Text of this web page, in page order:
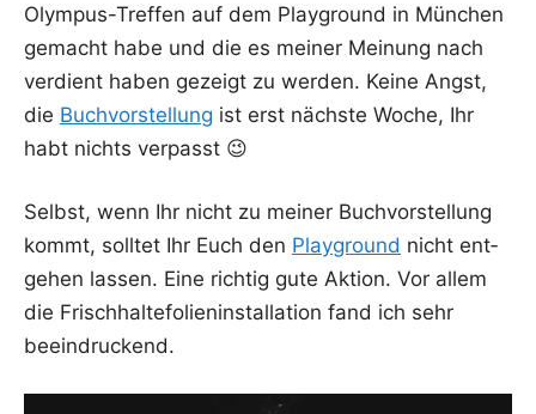
Olym­pus-Tref­fen auf dem Play­ground in Mün­chen
gemacht habe und die es mei­ner Mei­nung nach
ver­dient haben gezeigt zu wer­den. Kei­ne Angst,
die Buch­vor­stel­lung ist erst nächs­te Woche, Ihr
habt nichts verpasst 😉
Selbst, wenn Ihr nicht zu mei­ner Buch­vor­stel­lung
kommt, soll­tet Ihr Euch den Play­ground nicht ent­
ge­hen las­sen. Eine rich­tig gute Akti­on. Vor allem
die Frisch­hal­te­fo­li­en­in­stal­la­ti­on fand ich sehr
beeindruckend.